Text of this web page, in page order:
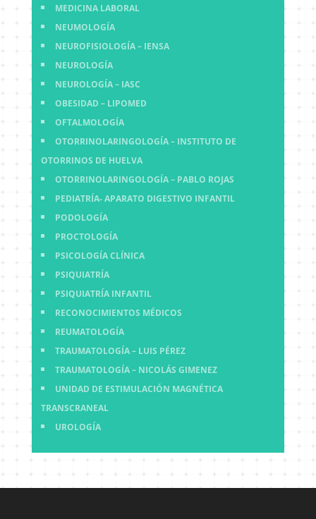
MEDICINA LABORAL
NEUMOLOGÍA
NEUROFISIOLOGÍA – IENSA
NEUROLOGÍA
NEUROLOGÍA – IASC
OBESIDAD – LIPOMED
OFTALMOLOGÍA
OTORRINOLARINGOLOGÍA – INSTITUTO DE
OTORRINOS DE HUELVA
OTORRINOLARINGOLOGÍA – PABLO ROJAS
PEDIATRÍA- APARATO DIGESTIVO INFANTIL
PODOLOGÍA
PROCTOLOGÍA
PSICOLOGÍA CLÍNICA
PSIQUIATRÍA
PSIQUIATRÍA INFANTIL
RECONOCIMIENTOS MÉDICOS
REUMATOLOGÍA
TRAUMATOLOGÍA – LUIS PÉREZ
TRAUMATOLOGÍA – NICOLÁS GIMENEZ
UNIDAD DE ESTIMULACIÓN MAGNÉTICA
TRANSCRANEAL
UROLOGÍA